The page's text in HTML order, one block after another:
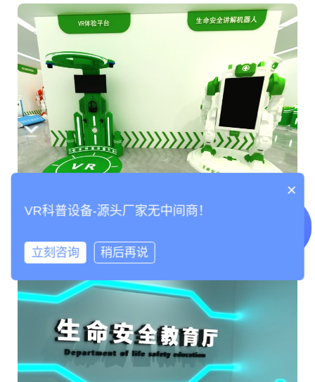
200㎡生命急救安全科普馆
×
VR科普设备-源头厂家无中间商！
立刻咨询 稍后再说